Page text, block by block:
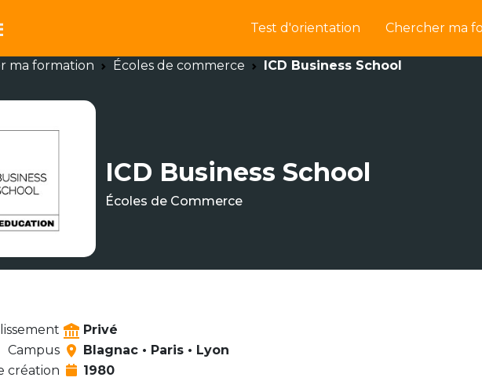
Test d'orientation Chercher ma
ma formation Écoles de commerce ICD Business School
ICD Business School
Écoles de Commerce
Privé
Campus
Blagnac • Paris • Lyon
création
1980